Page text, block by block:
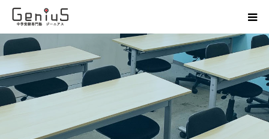
授業
志望校別特訓